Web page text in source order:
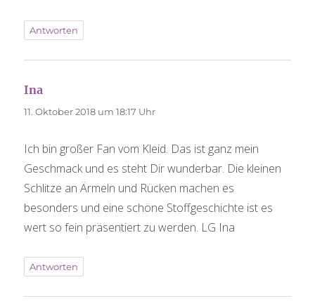
Antworten
Ina
11. Oktober 2018 um 18:17 Uhr
Ich bin großer Fan vom Kleid. Das ist ganz mein
Geschmack und es steht Dir wunderbar. Die kleinen
Schlitze an Ärmeln und Rücken machen es
besonders und eine schöne Stoffgeschichte ist es
wert so fein präsentiert zu werden. LG Ina
Antworten